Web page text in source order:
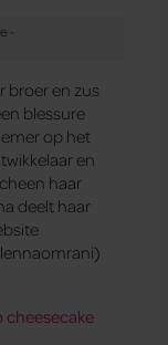
broer en zus
blessure
op het
en
haar
deelt haar
cheesecake